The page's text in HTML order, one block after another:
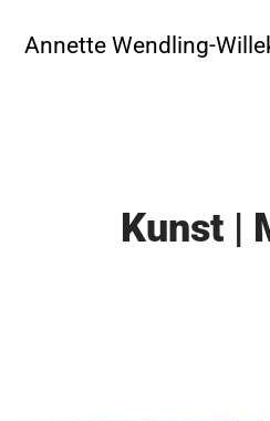
content
Annette Wendling-
Kunst |